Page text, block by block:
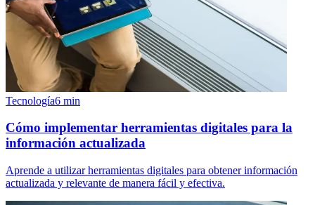
Tecnología6 min
Cómo implementar herramientas digitales para la
información actualizada
Aprende a utilizar herramientas digitales para obtener información
actualizada y relevante de manera fácil y efectiva.